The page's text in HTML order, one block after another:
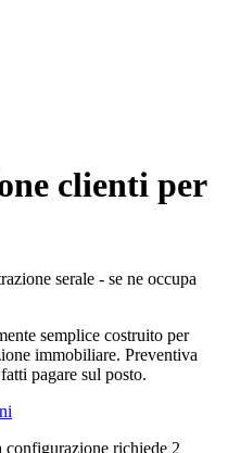
clienti per
serale - se ne occupa
semplice costruito per
immobiliare. Preventiva
pagare sul posto.
configurazione richiede 2